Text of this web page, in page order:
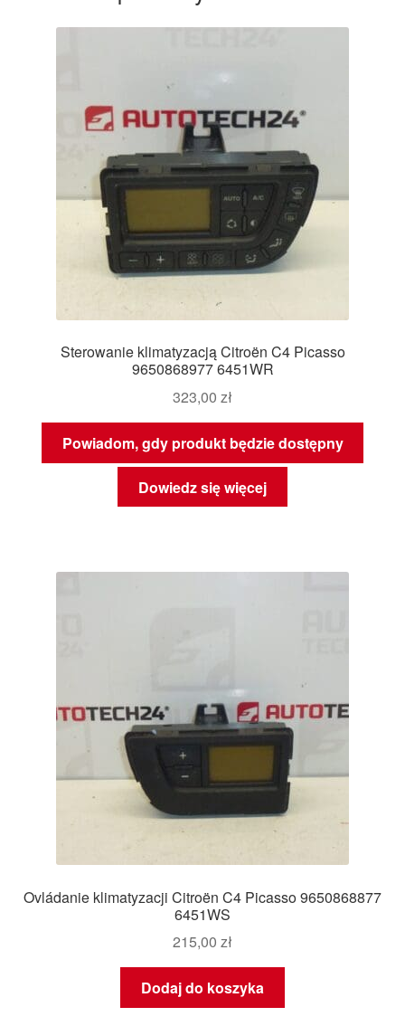
Sterowanie klimatyzacją Citroën C4 Picasso
9650868977 6451WR
323,00 zł
Powiadom, gdy produkt będzie dostępny
Dowiedz się więcej
Ovládanie klimatyzacji Citroën C4 Picasso 9650868877
6451WS
215,00 zł
Dodaj do koszyka